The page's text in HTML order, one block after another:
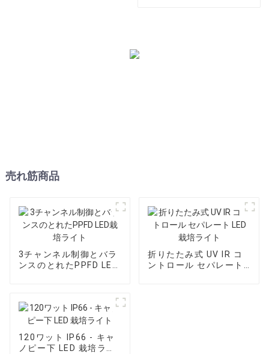
売れ筋商品
3チャンネル制御とバラ
ンスのとれたPPFD LED
折りたたみ式 UV IR コ
ントロール セパレート
120ワット IP66 - キャ
ノピー下 LED 栽培ライ